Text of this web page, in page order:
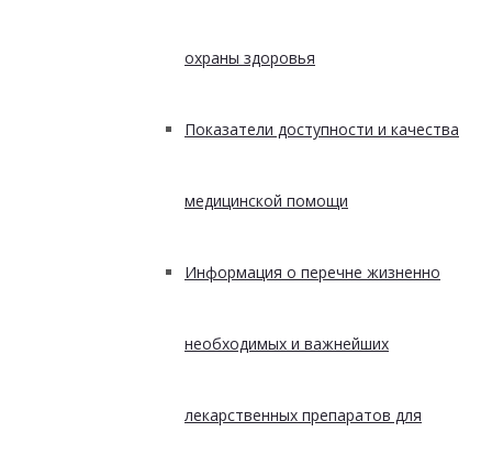
охраны здоровья
Показатели доступности и качества
медицинской помощи
Информация о перечне жизненно
необходимых и важнейших
лекарственных препаратов для